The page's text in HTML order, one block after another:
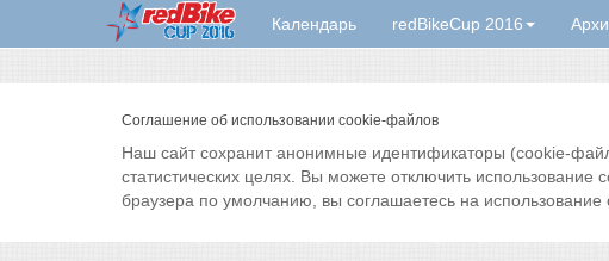
Календарь redBikeCup 2016
Соглашение об использовании cookie-файлов
Наш сайт сохранит анонимные идентификаторы (cookie-
статистических целях. Вы можете отключить
браузера по умолчанию, вы соглашаетесь на